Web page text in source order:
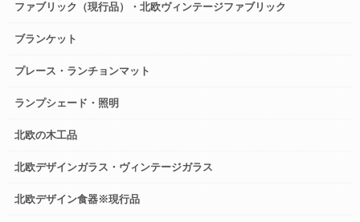
ファブリック（現行品）・北欧ヴィンテージファブリック
ブランケット
プレース・ランチョンマット
ランプシェード・照明
北欧の木工品
北欧デザインガラス・ヴィンテージガラス
北欧デザイン食器※現行品